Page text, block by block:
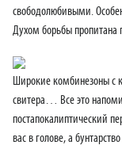
свободолюбивыми.
Духом борьбы пропитана
Широкие комбинезоны с
свитера… Все это
постапокалиптический
вас в голове, а